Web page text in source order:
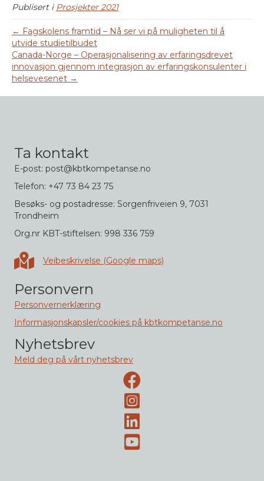
Publisert i Prosjekter 2021
← Fagskolens framtid – Nå ser vi på muligheten til å
utvide studietilbudet
Canada-Norge – Operasjonalisering av erfaringsdrevet
innovasjon gjennom integrasjon av erfaringskonsulenter i
helsevesenet →
Ta kontakt
E-post: post@kbtkompetanse.no
Telefon: +47 73 84 23 75
Besøks- og postadresse: Sorgenfriveien 9, 7031
Trondheim
Org.nr KBT-stiftelsen: 998 336 759
Veibeskrivelse i Google maps
Veibeskrivelse (Google maps)
Personvern
Personvernerklæring
Informasjonskapsler/cookies på kbtkompetanse.no
Nyhetsbrev
Meld deg på vårt nyhetsbrev
Facebook-side
Instagram
LinkedIn
Youtube